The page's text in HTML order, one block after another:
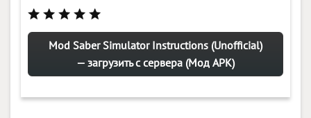
Mod Saber Simulator Instructions (Unofficial)
— загрузить с сервера (Мод APK)